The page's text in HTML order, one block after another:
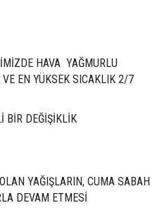
HAVA YAĞMURLU
VE EN YÜKSEK SICAKLIK 2/7
BİR DEĞİŞİKLİK
YAĞIŞLARIN, CUMA SABAH
DEVAM ETMESİ